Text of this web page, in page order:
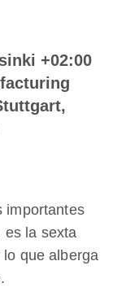
+02:00
importantes
es la sexta
que alberga